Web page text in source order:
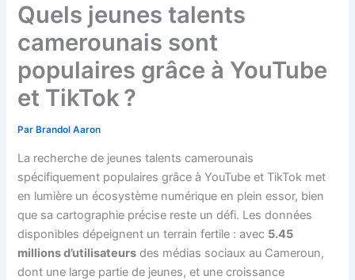
Quels jeunes talents
camerounais sont
populaires grâce à YouTube
et TikTok ?
Par Brandol Aaron
La recherche de jeunes talents camerounais
spécifiquement populaires grâce à YouTube et TikTok met
en lumière un écosystème numérique en plein essor, bien
que sa cartographie précise reste un défi. Les données
disponibles dépeignent un terrain fertile : avec 5.45
millions d’utilisateurs des médias sociaux au Cameroun,
dont une large partie de jeunes, et une croissance